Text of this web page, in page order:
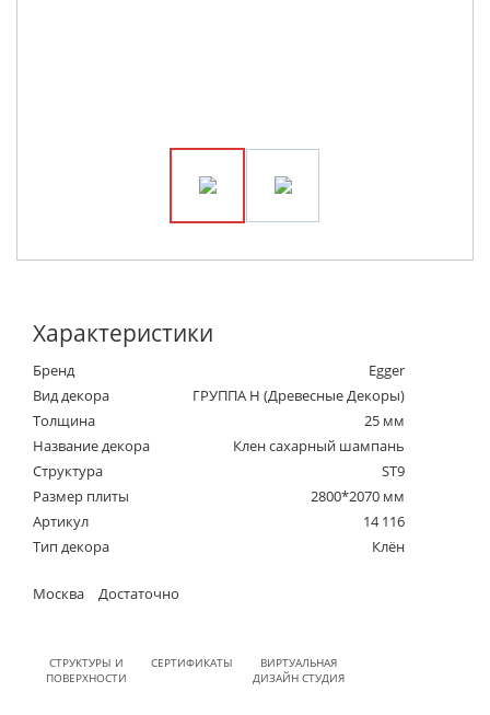
Характеристики
Бренд
Egger
Вид декора
ГРУППА Н (Древесные Декоры)
Толщина
25 мм
Название декора
Клен сахарный шампань
Структура
ST9
Размер плиты
2800*2070 мм
Артикул
14 116
Тип декора
Клён
Москва Достаточно
СТРУКТУРЫ И
ПОВЕРХНОСТИ
СЕРТИФИКАТЫ
ВИРТУАЛЬНАЯ
ДИЗАЙН СТУДИЯ